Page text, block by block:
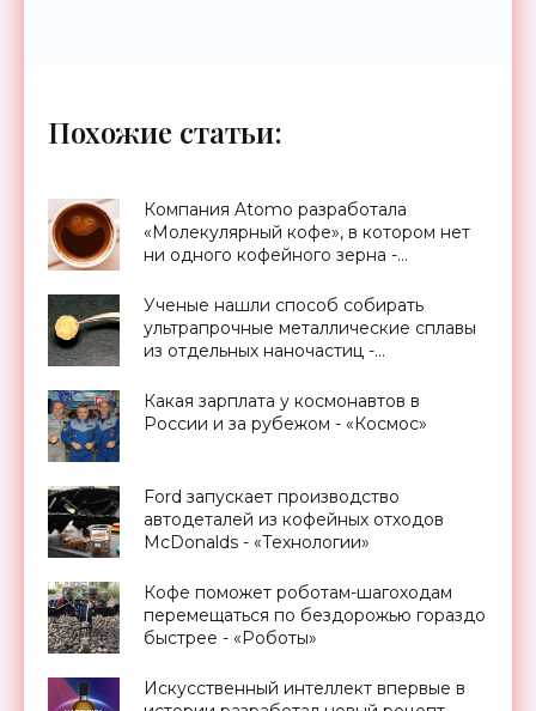
Похожие статьи:
Компания Atomo разработала
«Молекулярный кофе», в котором нет
ни одного кофейного зерна -
Ученые нашли способ собирать
ультрапрочные металлические сплавы
из отдельных наночастиц -
Какая зарплата у космонавтов в
России и за рубежом - «Космос»
Ford запускает производство
автодеталей из кофейных отходов
McDonalds - «Технологии»
Кофе поможет роботам-шагоходам
перемещаться по бездорожью гораздо
быстрее - «Роботы»
Искусственный интеллект впервые в